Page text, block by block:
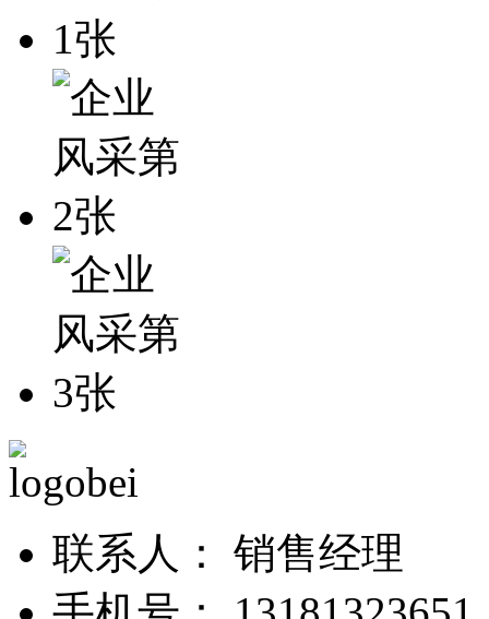
联系人：
销售经理